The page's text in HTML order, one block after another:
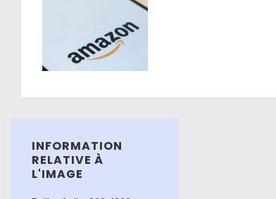
INFORMATION
RELATIVE À
L'IMAGE